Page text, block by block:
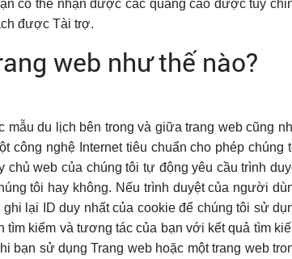
có thể nhận được các quảng cáo được tùy
được Tài trợ.
web như thế nào?
du lịch bên trong và giữa trang web cũng
công nghệ Internet tiêu chuẩn cho phép chúng
chủ web của chúng tôi tự động yêu cầu trình
tôi hay không. Nếu trình duyệt của người
lại ID duy nhất của cookie để chúng tôi sử
tìm kiếm và tương tác của bạn với kết quả tìm
bạn sử dụng Trang web hoặc một trang web